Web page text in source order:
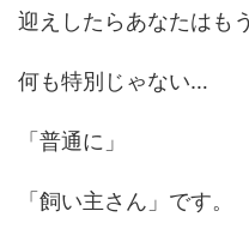
迎えしたらあなたはも
何も特別じゃない…
「普通に」
「飼い主さん」です。